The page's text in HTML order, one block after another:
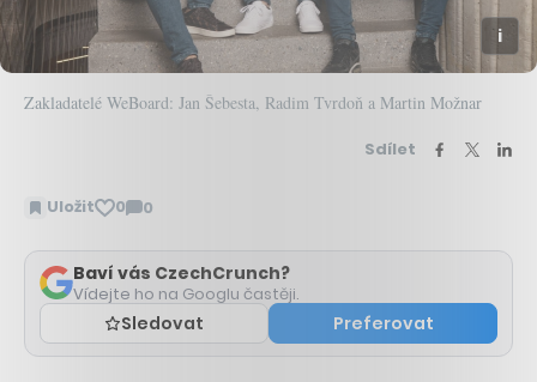
Zakladatelé WeBoard: Jan Šebesta, Radim Tvrdoň a Martin Možnar
Sdílet
Uložit 0 0
Zobrazit
Baví vás CzechCrunch?
Vídejte ho na Googlu častěji.
Sledovat Preferovat